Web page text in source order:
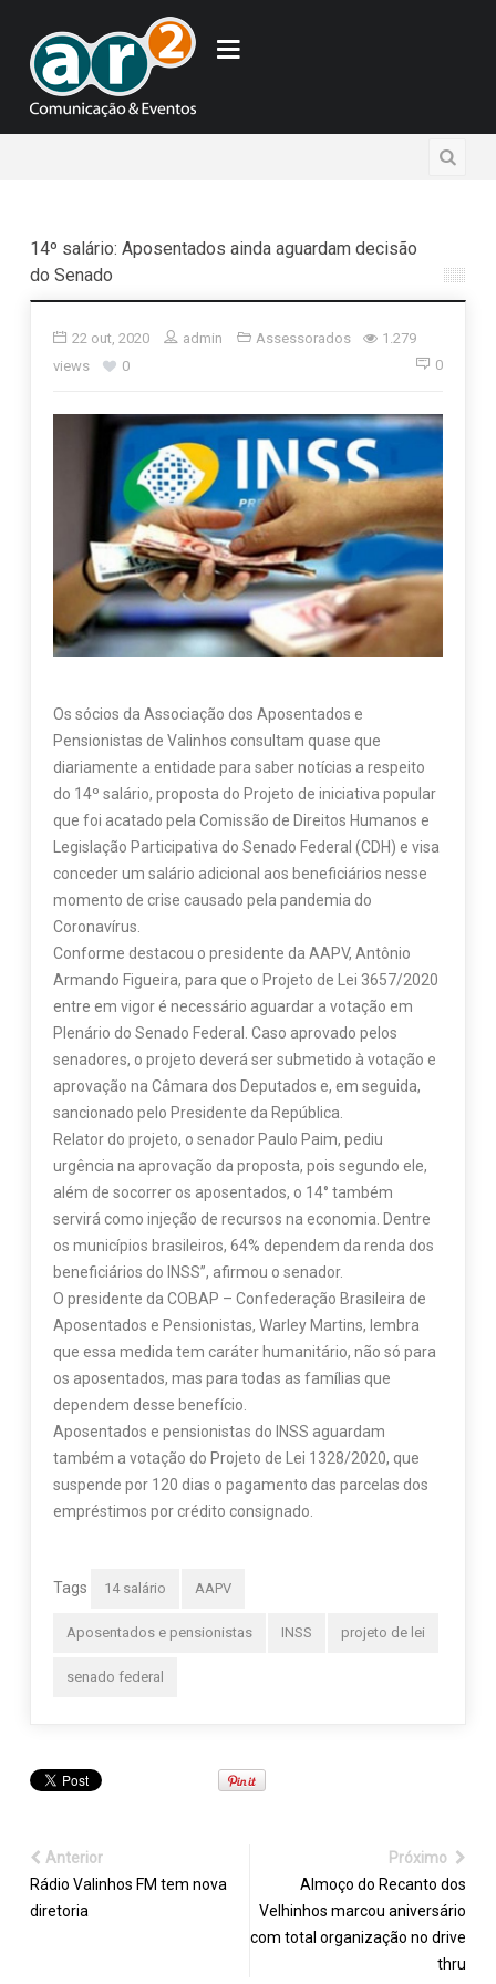
14º salário: Aposentados ainda aguardam decisão
do Senado
22 out, 2020 admin Assessorados
1.279
views
0 0
Os sócios da Associação dos Aposentados e
Pensionistas de Valinhos consultam quase que
diariamente a entidade para saber notícias a respeito
do 14º salário, proposta do Projeto de iniciativa popular
que foi acatado pela Comissão de Direitos Humanos e
Legislação Participativa do Senado Federal (CDH) e visa
conceder um salário adicional aos beneficiários nesse
momento de crise causado pela pandemia do
Coronavírus.
Conforme destacou o presidente da AAPV, Antônio
Armando Figueira, para que o Projeto de Lei 3657/2020
entre em vigor é necessário aguardar a votação em
Plenário do Senado Federal. Caso aprovado pelos
senadores, o projeto deverá ser submetido à votação e
aprovação na Câmara dos Deputados e, em seguida,
sancionado pelo Presidente da República.
Relator do projeto, o senador Paulo Paim, pediu
urgência na aprovação da proposta, pois segundo ele,
além de socorrer os aposentados, o 14° também
servirá como injeção de recursos na economia. Dentre
os municípios brasileiros, 64% dependem da renda dos
beneficiários do INSS”, afirmou o senador.
O presidente da COBAP – Confederação Brasileira de
Aposentados e Pensionistas, Warley Martins, lembra
que essa medida tem caráter humanitário, não só para
os aposentados, mas para todas as famílias que
dependem desse benefício.
Aposentados e pensionistas do INSS aguardam
também a votação do Projeto de Lei 1328/2020, que
suspende por 120 dias o pagamento das parcelas dos
empréstimos por crédito consignado.
Tags 14 salário AAPV
Aposentados e pensionistas INSS projeto de lei
senado federal
Anterior
Rádio Valinhos FM tem nova
diretoria
Próximo
Almoço do Recanto dos
Velhinhos marcou aniversário
com total organização no drive
thru